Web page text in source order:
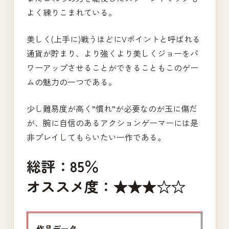
よく練りこまれている。
美しく(上手に)戦うほどにVポイントと呼ばれる
通貨が貯まり、より強くより美しくジョーをパ
ワーアップさせることができることもこのゲー
ムの魅力の一つである。
少し難易度が高く”慣れ”が必要なのが玉に傷だ
が、腕に自信のあるアクションゲーマーには是
非プレイしてもらいたい一作である。
総評：85％
オススメ度：★★★☆☆